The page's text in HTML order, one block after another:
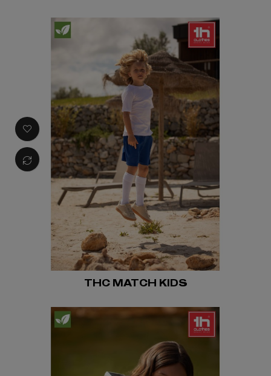
THC MATCH KIDS